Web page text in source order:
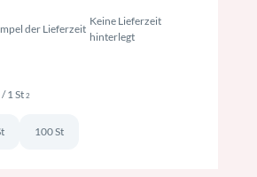
Keine Lieferzeit
hinterlegt
inkl. MwSt. ggf. zzgl. Versand
/ 1 St 2Preise inkl. MwSt. ggf. zzgl. Versand
100 St